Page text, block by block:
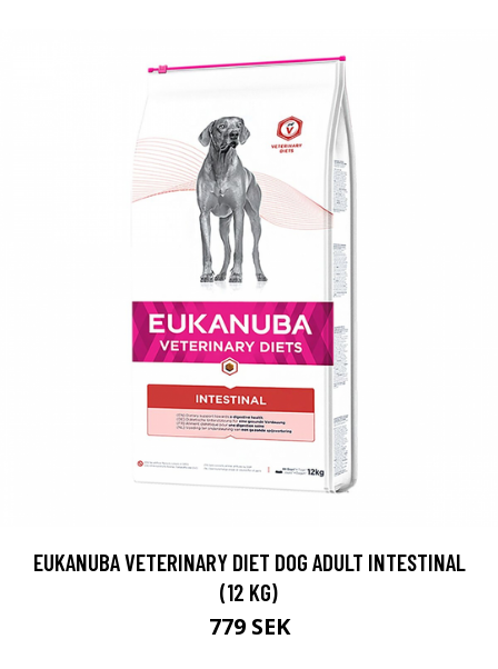
EUKANUBA VETERINARY DIET DOG ADULT INTESTINAL
(12 KG)
779 SEK